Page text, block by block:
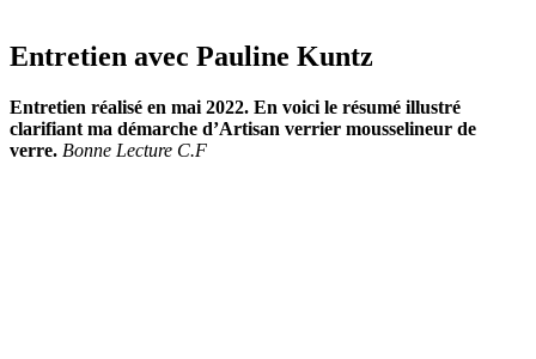
Entretien avec Pauline Kuntz
Entretien réalisé en mai 2022. En voici le résumé illustré
clarifiant ma démarche d’Artisan verrier mousselineur de
verre. Bonne Lecture C.F